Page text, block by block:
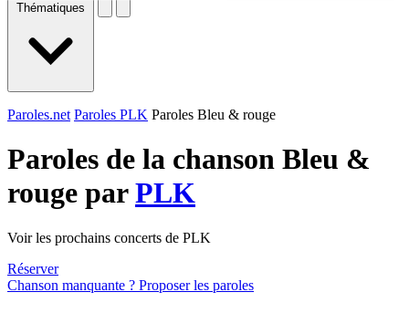
Thématiques
Paroles.net Paroles PLK Paroles Bleu & rouge
Paroles de la chanson Bleu &
rouge parPLK
Voir les prochains concerts de PLK
Réserver
Chanson manquante ? Proposer les paroles